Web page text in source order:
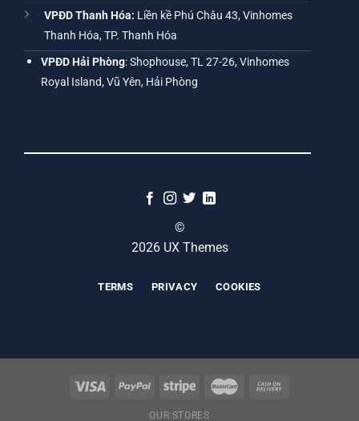
VPĐD Thanh Hóa: Liền kề Phú Châu 43, Vinhomes
Thanh Hóa, TP. Thanh Hóa
VPĐD Hải Phòng: Shophouse, TL 27-26, Vinhomes
Royal Island, Vũ Yên, Hải Phòng
©
2026 UX Themes
TERMS PRIVACY COOKIES
OUR STORES